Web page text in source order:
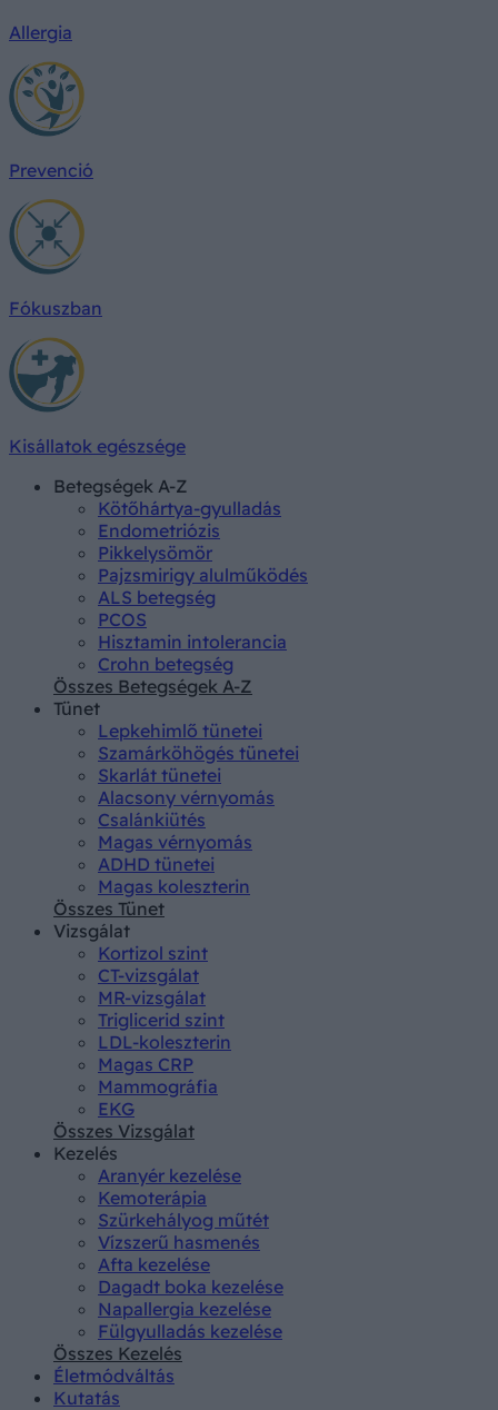
Allergia
Prevenció
Fókuszban
Kisállatok egészsége
Betegségek A-Z
Kötőhártya-gyulladás
Endometriózis
Pikkelysömör
Pajzsmirigy alulműködés
ALS betegség
PCOS
Hisztamin intolerancia
Crohn betegség
Összes Betegségek A-Z
Tünet
Lepkehimlő tünetei
Szamárköhögés tünetei
Skarlát tünetei
Alacsony vérnyomás
Csalánkiütés
Magas vérnyomás
ADHD tünetei
Magas koleszterin
Összes Tünet
Vizsgálat
Kortizol szint
CT-vizsgálat
MR-vizsgálat
Triglicerid szint
LDL-koleszterin
Magas CRP
Mammográfia
EKG
Összes Vizsgálat
Kezelés
Aranyér kezelése
Kemoterápia
Szürkehályog műtét
Vízszerű hasmenés
Afta kezelése
Dagadt boka kezelése
Napallergia kezelése
Fülgyulladás kezelése
Összes Kezelés
Életmódváltás
Kutatás